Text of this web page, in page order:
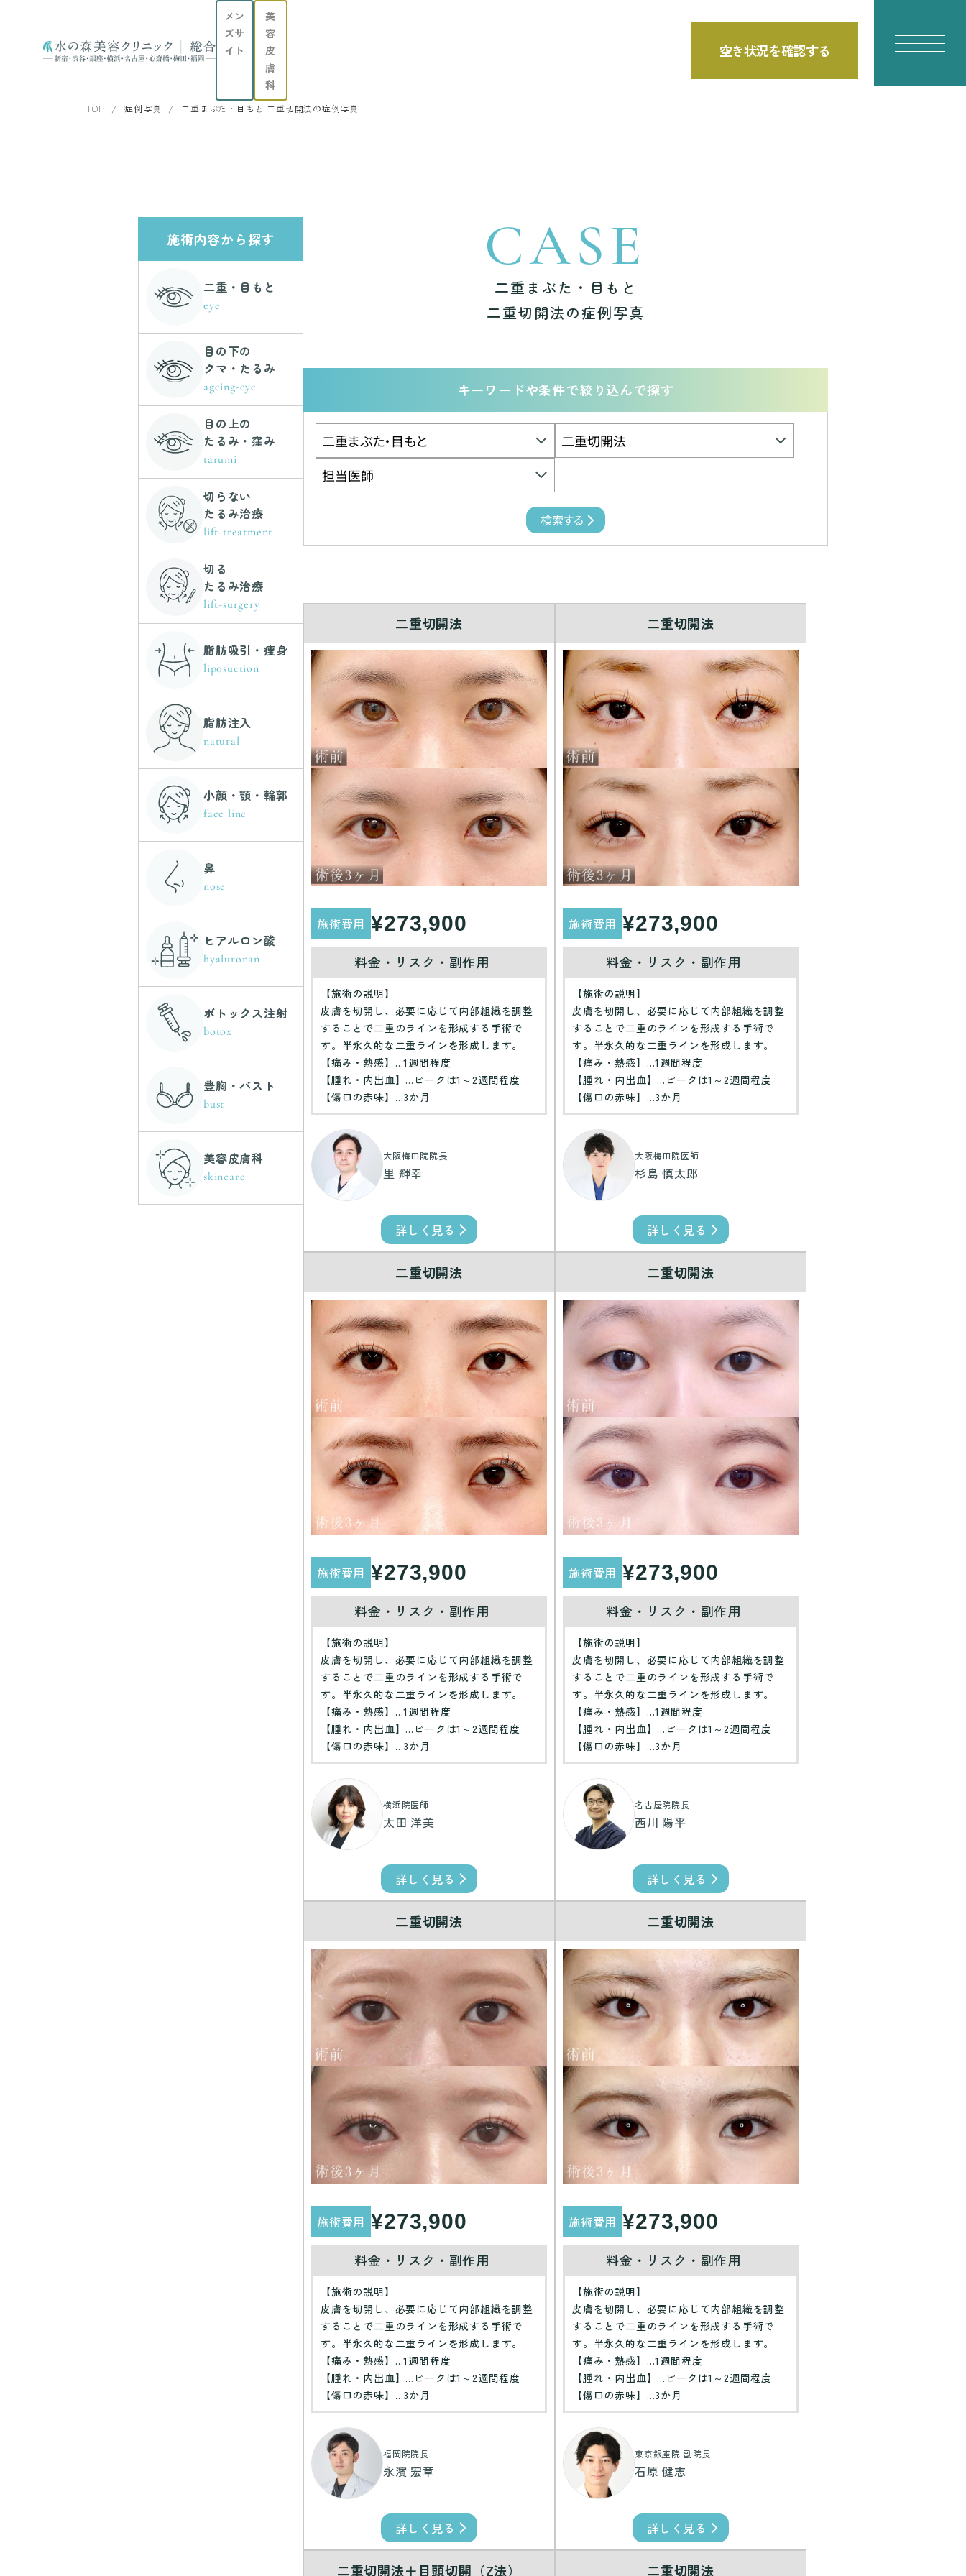
メン
ズサ
イト
美
容
皮
膚
科
空き状況を確認する
TOP 症例写真 二重まぶた・目もと 二重切開法の症例写真
CASE
二重まぶた・目もと
二重切開法の症例写真
キーワードや条件で絞り込んで探す
二重切開法
施術費用 ¥273,900
料金・リスク・副作用
【施術の説明】
皮膚を切開し、必要に応じて内部組織を調整
することで二重のラインを形成する手術で
す。半永久的な二重ラインを形成します。
【痛み・熱感】…1週間程度
【腫れ・内出血】…ピークは1～2週間程度
【傷口の赤味】…3か月
大阪梅田院院長
里 輝幸
詳しく見る
二重切開法
施術費用 ¥273,900
料金・リスク・副作用
【施術の説明】
皮膚を切開し、必要に応じて内部組織を調整
することで二重のラインを形成する手術で
す。半永久的な二重ラインを形成します。
【痛み・熱感】…1週間程度
【腫れ・内出血】…ピークは1～2週間程度
【傷口の赤味】…3か月
大阪梅田院医師
杉島 慎太郎
詳しく見る
二重切開法
施術費用 ¥273,900
料金・リスク・副作用
【施術の説明】
皮膚を切開し、必要に応じて内部組織を調整
することで二重のラインを形成する手術で
す。半永久的な二重ラインを形成します。
【痛み・熱感】…1週間程度
【腫れ・内出血】…ピークは1～2週間程度
【傷口の赤味】…3か月
横浜院医師
太田 洋美
詳しく見る
二重切開法
施術費用 ¥273,900
料金・リスク・副作用
【施術の説明】
皮膚を切開し、必要に応じて内部組織を調整
することで二重のラインを形成する手術で
す。半永久的な二重ラインを形成します。
【痛み・熱感】…1週間程度
【腫れ・内出血】…ピークは1～2週間程度
【傷口の赤味】…3か月
名古屋院院長
西川 陽平
詳しく見る
二重切開法
施術費用 ¥273,900
料金・リスク・副作用
【施術の説明】
皮膚を切開し、必要に応じて内部組織を調整
することで二重のラインを形成する手術で
す。半永久的な二重ラインを形成します。
【痛み・熱感】…1週間程度
【腫れ・内出血】…ピークは1～2週間程度
【傷口の赤味】…3か月
福岡院院長
永濱 宏章
詳しく見る
二重切開法
施術費用 ¥273,900
料金・リスク・副作用
【施術の説明】
皮膚を切開し、必要に応じて内部組織を調整
することで二重のラインを形成する手術で
す。半永久的な二重ラインを形成します。
【痛み・熱感】…1週間程度
【腫れ・内出血】…ピークは1～2週間程度
【傷口の赤味】…3か月
東京銀座院 副院長
石原 健志
詳しく見る
二重切開法＋目頭切開（Z法） 二重切開法
施術内容から探す
二重・目もと
eye
目の下の
クマ・たるみ
ageing-eye
目の上の
たるみ・窪み
tarumi
切らない
たるみ治療
lift-treatment
切る
たるみ治療
lift-surgery
脂肪吸引・痩身
liposuction
脂肪注入
natural
小顔・顎・輪郭
face line
鼻
nose
ヒアルロン酸
hyaluronan
ボトックス注射
botox
豊胸・バスト
bust
美容皮膚科
skincare